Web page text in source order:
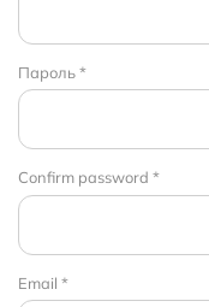
Пароль *
Confirm password *
Email *